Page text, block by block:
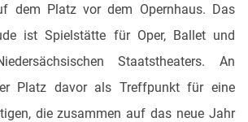
dem Platz vor dem Opernhaus. Das
ist Spielstätte für Oper, Ballet und
Staatstheaters. An
Platz davor als Treffpunkt für eine
die zusammen auf das neue Jahr